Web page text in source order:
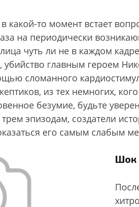
то момент встает
на периодически
чуть ли не в каждом
главным героем
сломанного
из тех немногих,
безумие, будьте
эпизодам, создатели
его самым слабым
Шок